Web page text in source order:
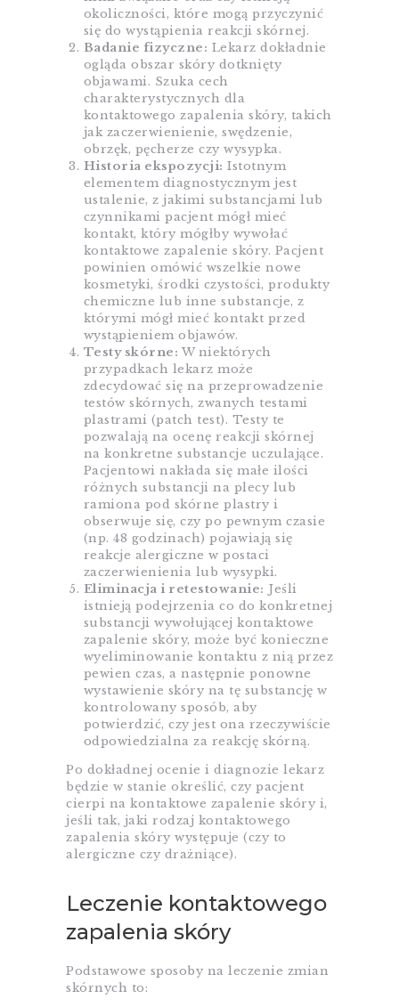
okoliczności, które mogą przyczynić
się do wystąpienia reakcji skórnej.
Badanie fizyczne: Lekarz dokładnie
ogląda obszar skóry dotknięty
objawami. Szuka cech
charakterystycznych dla
kontaktowego zapalenia skóry, takich
jak zaczerwienienie, swędzenie,
obrzęk, pęcherze czy wysypka.
Historia ekspozycji: Istotnym
elementem diagnostycznym jest
ustalenie, z jakimi substancjami lub
czynnikami pacjent mógł mieć
kontakt, który mógłby wywołać
kontaktowe zapalenie skóry. Pacjent
powinien omówić wszelkie nowe
kosmetyki, środki czystości, produkty
chemiczne lub inne substancje, z
którymi mógł mieć kontakt przed
wystąpieniem objawów.
Testy skórne: W niektórych
przypadkach lekarz może
zdecydować się na przeprowadzenie
testów skórnych, zwanych testami
plastrami (patch test). Testy te
pozwalają na ocenę reakcji skórnej
na konkretne substancje uczulające.
Pacjentowi nakłada się małe ilości
różnych substancji na plecy lub
ramiona pod skórne plastry i
obserwuje się, czy po pewnym czasie
(np. 48 godzinach) pojawiają się
reakcje alergiczne w postaci
zaczerwienienia lub wysypki.
Eliminacja i retestowanie: Jeśli
istnieją podejrzenia co do konkretnej
substancji wywołującej kontaktowe
zapalenie skóry, może być konieczne
wyeliminowanie kontaktu z nią przez
pewien czas, a następnie ponowne
wystawienie skóry na tę substancję w
kontrolowany sposób, aby
potwierdzić, czy jest ona rzeczywiście
odpowiedzialna za reakcję skórną.
Po dokładnej ocenie i diagnozie lekarz
będzie w stanie określić, czy pacjent
cierpi na kontaktowe zapalenie skóry i,
jeśli tak, jaki rodzaj kontaktowego
zapalenia skóry występuje (czy to
alergiczne czy drażniące).
Leczenie kontaktowego
zapalenia skóry
Podstawowe sposoby na leczenie zmian
skórnych to: